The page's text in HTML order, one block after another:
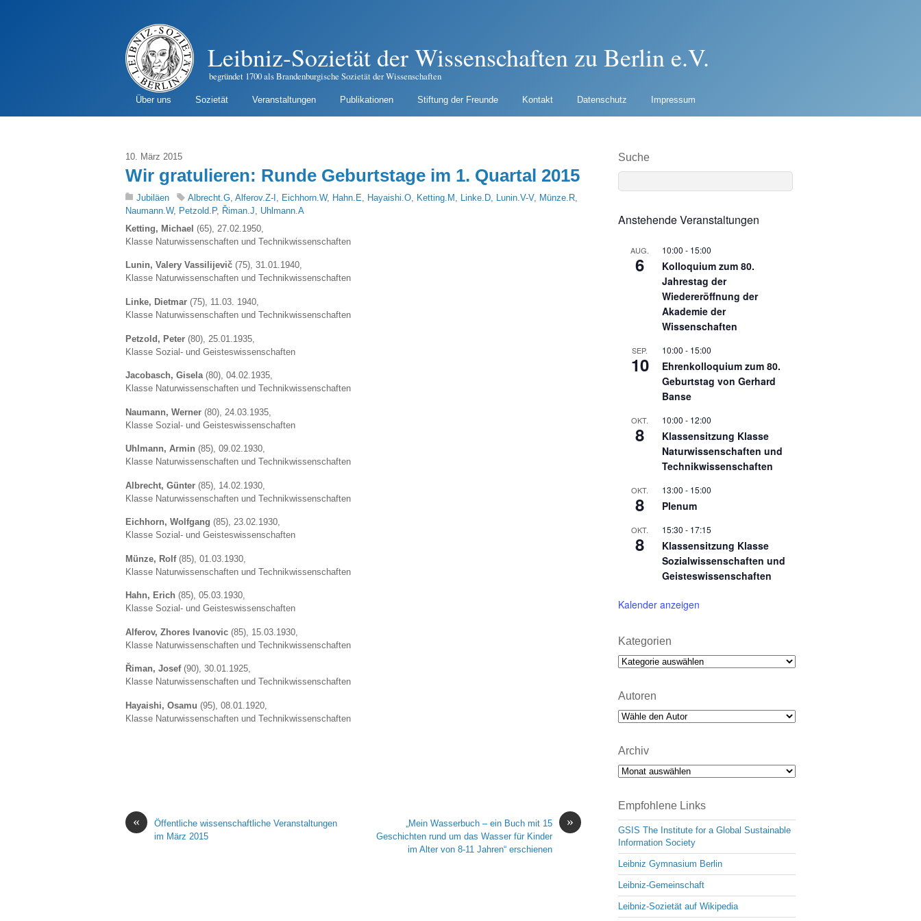
Leibniz-Sozietät der Wissenschaften zu Berlin e.V.
begründet 1700 als Brandenburgische Sozietät der Wissenschaften
Über uns Sozietät Veranstaltungen Publikationen Stiftung der Freunde Kontakt Datenschutz Impressum
10. März 2015
Wir gratulieren: Runde Geburtstage im 1. Quartal 2015
Jubiläen Albrecht.G Alferov.Z-I Eichhorn.W, Hahn.E Hayaishi.O Ketting.M Linke.D Lunin.V-V, Münze.R
Naumann.W, Petzold.P, Řiman.J
Uhlmann.A
Ketting, Michael (65), 27.02.1950,
Klasse Naturwissenschaften und Technikwissenschaften
Lunin, Valery Vassilijevič (75), 31.01.1940,
Klasse Naturwissenschaften und Technikwissenschaften
Linke, Dietmar (75), 11.03. 1940,
Klasse Naturwissenschaften und Technikwissenschaften
Petzold, Peter (80), 25.01.1935,
Klasse Sozial- und Geisteswissenschaften
Jacobasch, Gisela(80), 04.02.1935,
Klasse Naturwissenschaften und Technikwissenschaften
Naumann, Werner (80), 24.03.1935,
Klasse Sozial- und Geisteswissenschaften
Uhlmann, Armin (85), 09.02.1930,
Klasse Naturwissenschaften und Technikwissenschaften
Albrecht, Günter (85), 14.02.1930,
Klasse Naturwissenschaften und Technikwissenschaften
Eichhorn, Wolfgang (85), 23.02.1930,
Klasse Sozial- und Geisteswissenschaften
Münze, Rolf(85), 01.03.1930,
Klasse Naturwissenschaften und Technikwissenschaften
Hahn, Erich (85), 05.03.1930,
Klasse Sozial- und Geisteswissenschaften
Alferov, Zhores Ivanovic (85), 15.03.1930,
Klasse Naturwissenschaften und Technikwissenschaften
Řiman, Josef(90), 30.01.1925,
Klasse Naturwissenschaften und Technikwissenschaften
Hayaishi, Osamu (95), 08.01.1920,
Klasse Naturwissenschaften und Technikwissenschaften
«
Öffentliche wissenschaftliche Veranstaltungen
im März 2015
»
„Mein Wasserbuch – ein Buch mit 15
Geschichten rund um das Wasser für Kinder
im Alter von 8-11 Jahren“ erschienen
Suche
Anstehende Veranstaltungen
AUG.
6
10:00 - 15:00
Kolloquium zum 80.
Jahrestag der
Wiedereröffnung der
Akademie der
Wissenschaften
SEP.
10
10:00 - 15:00
Ehrenkolloquium zum 80.
Geburtstag von Gerhard
Banse
OKT.
8
10:00 - 12:00
Klassensitzung Klasse
Naturwissenschaften und
Technikwissenschaften
OKT.
8
13:00 - 15:00
Plenum
OKT.
8
15:30 - 17:15
Klassensitzung Klasse
Sozialwissenschaften und
Geisteswissenschaften
Kalender anzeigen
Kategorien
Kategorien
Autoren
Archiv
Archiv
Empfohlene Links
GSIS The Institute for a Global Sustainable
Information Society
Leibniz Gymnasium Berlin
Leibniz-Gemeinschaft
Leibniz-Sozietät auf Wikipedia